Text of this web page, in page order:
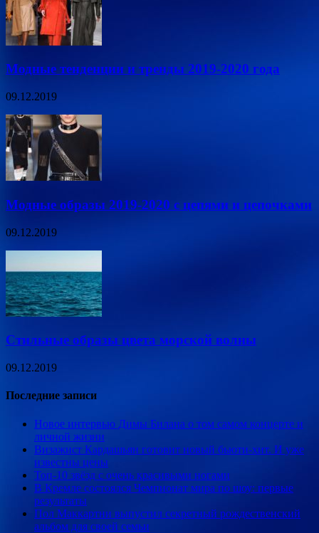
Модные тенденции и тренды 2019-2020 года
09.12.2019
Модные образы 2019-2020 с цепями и цепочками
09.12.2019
Стильные образы цвета морской волны
09.12.2019
Последние записи
Новое интервью Димы Билана о том самом концерте и
личной жизни
Визажист Кардашьян готовит новый бьюти-хит. И уже
известны цены
Топ-10 звёзд с очень красивыми ногами
В Кремле состоялся Чемпионат мира по шоу: первые
результаты
Пол Маккартни выпустил секретный рождественский
альбом для своей семьи